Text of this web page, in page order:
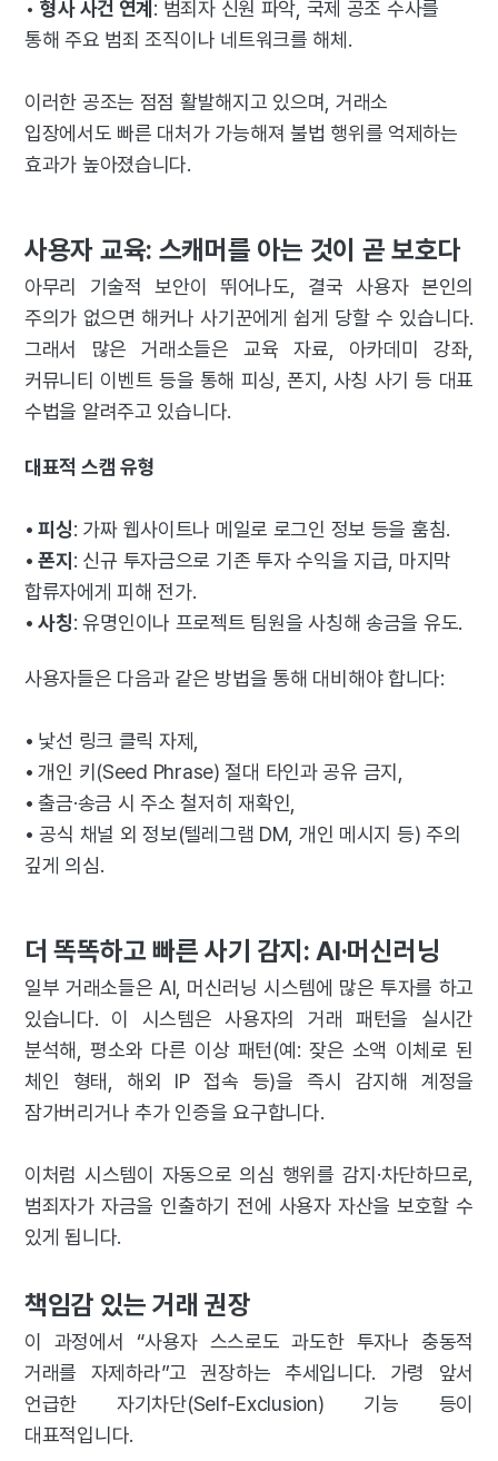
•형사 사건 연계 : 범죄자 신원 파악, 국제 공조 수사를
통해 주요 범죄 조직이나 네트워크를 해체.
이러한 공조는 점점 활발해지고 있으며, 거래소
입장에서도 빠른 대처가 가능해져 불법 행위를 억제하는
효과가 높아졌습니다.
사용자 교육: 스캐머를 아는 것이 곧 보호다
아무리 기술적 보안이 뛰어나도, 결국 사용자 본인의
주의가 없으면 해커나 사기꾼에게 쉽게 당할 수 있습니다.
그래서 많은 거래소들은 교육 자료, 아카데미 강좌,
커뮤니티 이벤트 등을 통해 피싱, 폰지, 사칭 사기 등 대표
수법을 알려주고 있습니다.
대표적 스캠 유형
•피싱: 가짜 웹사이트나 메일로 로그인 정보 등을 훔침.
•폰지 : 신규 투자금으로 기존 투자 수익을 지급, 마지막
합류자에게 피해 전가.
•사칭: 유명인이나 프로젝트 팀원을 사칭해 송금을 유도.
사용자들은 다음과 같은 방법을 통해 대비해야 합니다:
• 낯선 링크 클릭 자제,
•개인 키(Seed Phrase) 절대 타인과 공유 금지,
•출금·송금 시 주소 철저히 재확인,
• 공식 채널 외 정보(텔레그램 DM, 개인 메시지 등) 주의
깊게 의심.
더 똑똑하고 빠른 사기 감지: AI·머신러닝
일부 거래소들은 AI, 머신러닝 시스템에 많은 투자를 하고
있습니다. 이 시스템은 사용자의 거래 패턴을 실시간
분석해, 평소와 다른 이상 패턴(예: 잦은 소액 이체로 된
체인 형태, 해외 IP 접속 등)을 즉시 감지해 계정을
잠가버리거나 추가 인증을 요구합니다.
이처럼 시스템이 자동으로 의심 행위를 감지·차단하므로,
범죄자가 자금을 인출하기 전에 사용자 자산을 보호할 수
있게 됩니다.
책임감 있는 거래 권장
이 과정에서 “사용자 스스로도 과도한 투자나 충동적
거래를 자제하라”고 권장하는 추세입니다. 가령 앞서
언급한 자기차단(Self-Exclusion) 기능 등이
대표적입니다.